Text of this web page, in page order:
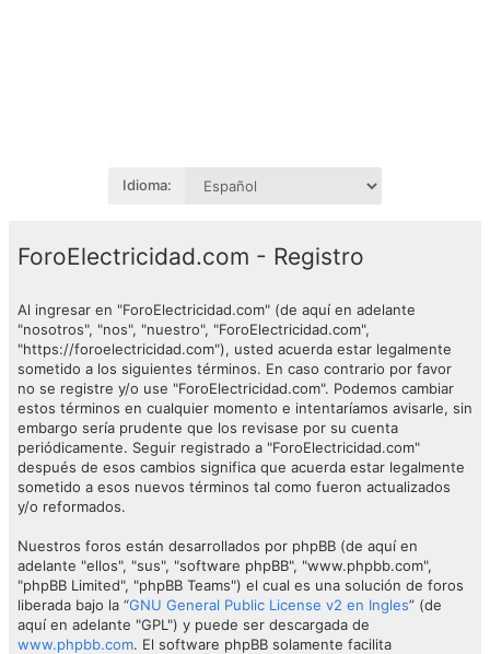
Idioma:
ForoElectricidad.com - Registro
Al ingresar en "ForoElectricidad.com" (de aquí en adelante
"nosotros", "nos", "nuestro", "ForoElectricidad.com",
"https://foroelectricidad.com"), usted acuerda estar legalmente
sometido a los siguientes términos. En caso contrario por favor
no se registre y/o use "ForoElectricidad.com". Podemos cambiar
estos términos en cualquier momento e intentaríamos avisarle, sin
embargo sería prudente que los revisase por su cuenta
periódicamente. Seguir registrado a "ForoElectricidad.com"
después de esos cambios significa que acuerda estar legalmente
sometido a esos nuevos términos tal como fueron actualizados
y/o reformados.
Nuestros foros están desarrollados por phpBB (de aquí en
adelante "ellos", "sus", "software phpBB", "www.phpbb.com",
"phpBB Limited", "phpBB Teams") el cual es una solución de foros
liberada bajo la “GNU General Public License v2 en Ingles” (de
aquí en adelante "GPL") y puede ser descargada de
www.phpbb.com. El software phpBB solamente facilita